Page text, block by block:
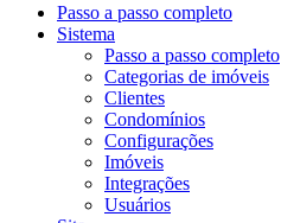
Passo a passo completo
Sistema
Passo a passo completo
Categorias de imóveis
Clientes
Condomínios
Configurações
Imóveis
Integrações
Usuários